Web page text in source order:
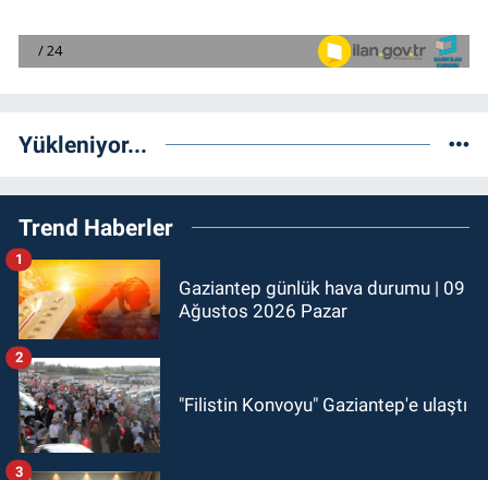
Yükleniyor...
Trend Haberler
Gaziantep günlük hava durumu | 09
Ağustos 2026 Pazar
1
"Filistin Konvoyu" Gaziantep'e ulaştı
2
3